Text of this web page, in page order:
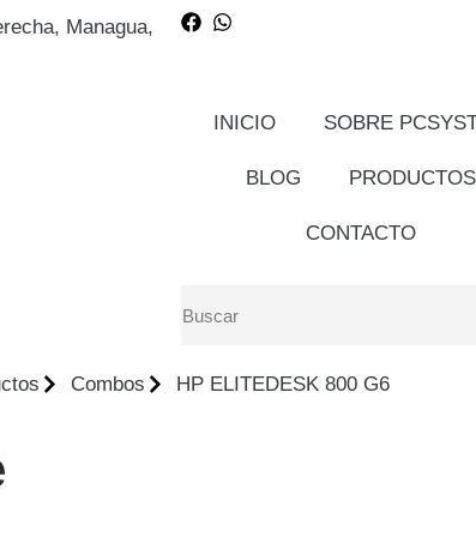
Managua,
INICIO SOBRE
BLOG PRODUCTOS
CONTACTO
Combos HP ELITEDESK 800 G6